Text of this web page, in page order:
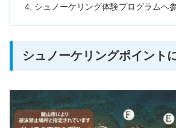
シュノーケリング体験プログラムへ
シュノーケリングポイント